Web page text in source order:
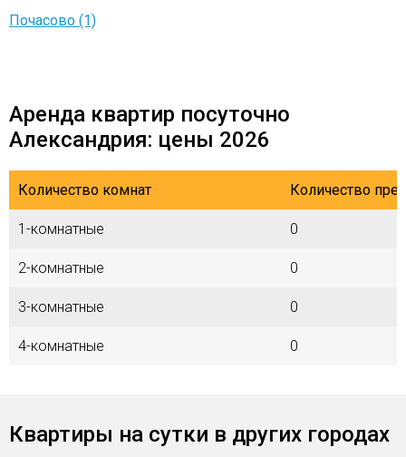
Почасово (1)
Аренда квартир посуточно
Александрия: цены 2026
Количество комнат Количество
1-комнатные 0
2-комнатные 0
3-комнатные 0
4-комнатные 0
Квартиры на сутки в других городах